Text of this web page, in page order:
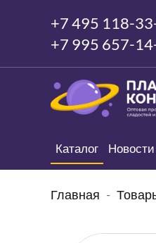
+7 495 118-
+7 995 657-
Каталог Новости
Главная